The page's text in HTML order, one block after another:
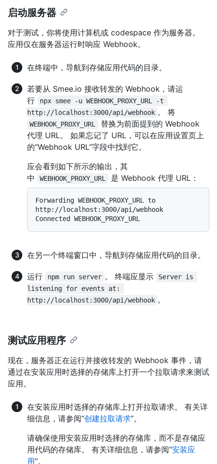
启动服务器
对于测试，你将使用计算机或 codespace 作为服务器。
应用仅在服务器运行时响应 Webhook。
在终端中，导航到存储应用代码的目录。
若要从 Smee.io 接收转发的 Webhook，请运
行
npx smee -u WEBHOOK_PROXY_URL -t
http://localhost:3000/api/webhook 。 将
WEBHOOK_PROXY_URL
替换为前面提到的 Webhook
代理 URL。 如果忘记了 URL，可以在应用设置页上
的“Webhook URL”字段中找到它。
应会看到如下所示的输出，其
中
WEBHOOK_PROXY_URL 是 Webhook 代理 URL：
Forwarding WEBHOOK_PROXY_URL to
http://localhost:3000/api/webhook
在另一个终端窗口中，导航到存储应用代码的目录。
运行 npm run server 。 终端应显示
Server is
listening for events at:
http://localhost:3000/api/webhook 。
测试应用程序
现在，服务器正在运行并接收转发的 Webhook 事件，请
通过在安装应用时选择的存储库上打开一个拉取请求来测试
应用。
在安装应用时选择的存储库上打开拉取请求。 有关详
细信息，请参阅“创建拉取请求”。
请确保使用安装应用时选择的存储库，而不是存储应
用代码的存储库。 有关详细信息，请参阅“安装应
用”。